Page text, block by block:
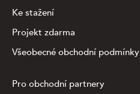
Ke stažení
Projekt zdarma
Všeobecné obchodní podmínky
Pro obchodní partnery